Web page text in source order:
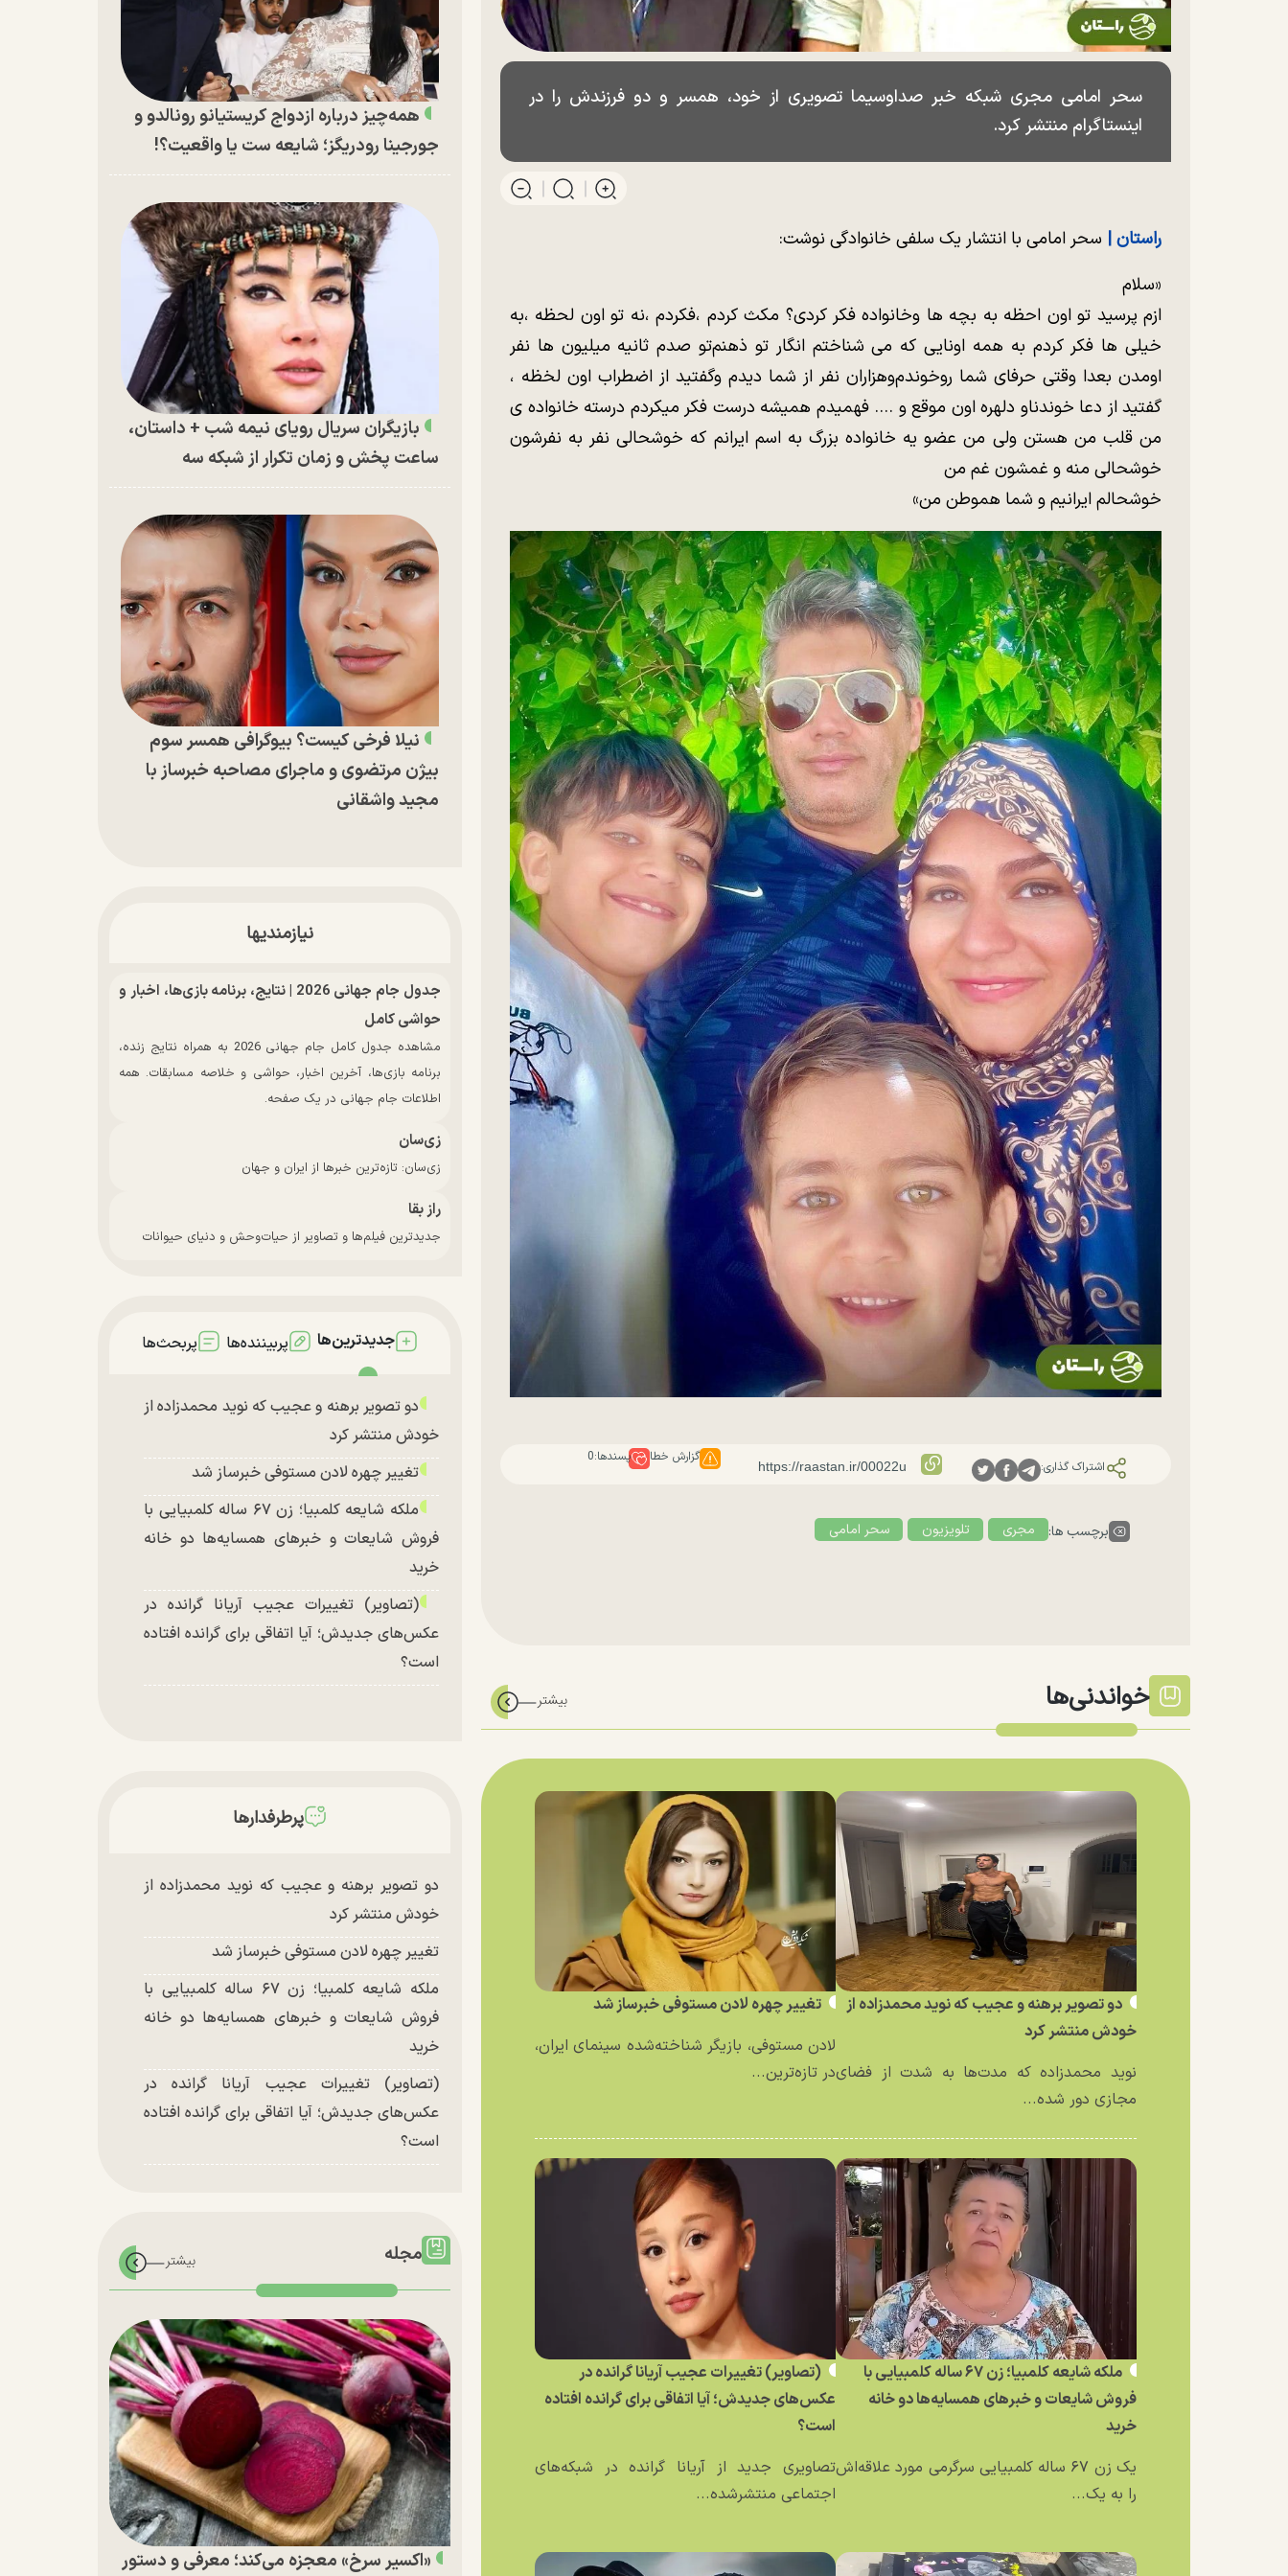
سحر امامی مجری شبکه خبر صداوسیما تصویری از خود، همسر و دو فرزندش را در
اینستاگرام منتشر کرد.
راستان | سحر امامی با انتشار یک سلفی خانوادگی نوشت:
«سلام
ازم پرسید تو اون احظه به بچه ها وخانواده فکر کردی؟ مکث کردم ،فکردم ،نه تو اون لحظه ،به
خیلی ها فکر کردم به همه اونایی که می شناختم انگار تو ذهنم‌تو صدم ثانیه میلیون ها نفر
اومدن بعدا وقتی حرفای شما رو‌خوندم‌وهزاران نفر از شما دیدم و‌گفتید از اضطراب اون لخظه ،
گفتید از دعا خوندناو دلهره اون موقع و …. فهمیدم همیشه درست فکر میکردم درسته خانواده ی
من قلب من هستن ولی من عضو یه خانواده بزرگ به اسم ایرانم که خوشحالی نفر به نفرشون
خوشحالی منه و غمشون غم من
خوشحالم ایرانیم و شما هموطن من»
اشتراک گذاری:
گزارش خطا پسندها:0
برچسب ها: مجری تلویزیون سحر امامی
خواندنی‌ها
دو تصویر برهنه و عجیب که نوید محمدزاده از
خودش منتشر کرد
نوید محمدزاده که مدت‌ها به شدت از فضای
مجازی دور شده...
تغییر چهره لادن مستوفی خبرساز شد
لادن مستوفی، بازیگر شناخته‌شده سینمای ایران،
در تازه‌ترین...
ملکه شایعه کلمبیا؛ زن ۶۷ ساله کلمبیایی با
فروش شایعات و خبر‌های همسایه‌ها دو خانه
خرید
یک زن ۶۷ ساله کلمبیایی سرگرمی مورد علاقه‌اش
را به یک...
(تصاویر) تغییرات عجیب آریانا گرانده در
عکس‌های جدیدش؛ آیا اتفاقی برای گرانده افتاده
است؟
تصاویری جدید از آریانا گرانده در شبکه‌های
اجتماعی منتشرشده...
همه‌چیز درباره ازدواج کریستیانو رونالدو و
جورجینا رودریگز؛ شایعه ست یا واقعیت؟!
بازیگران سریال رویای نیمه شب + داستان،
ساعت پخش و زمان تکرار از شبکه سه
نیلا فرخی کیست؟ بیوگرافی همسر سوم
بیژن مرتضوی و ماجرای مصاحبه خبرساز با
مجید واشقانی
نیازمندیها
جدول جام جهانی 2026 | نتایج، برنامه بازی‌ها، اخبار و
حواشی کامل
مشاهده جدول کامل جام جهانی 2026 به همراه نتایج زنده،
برنامه بازی‌ها، آخرین اخبار، حواشی و خلاصه مسابقات. همه
اطلاعات جام جهانی در یک صفحه.
زی‌سان
زی‌سان: تازه‌ترین خبرها از ایران و جهان
راز بقا
جدیدترین فیلم‌ها و تصاویر از حیات‌وحش و دنیای حیوانات
جدیدترین‌ها پربیننده‌ها پربحث‌ها
دو تصویر برهنه و عجیب که نوید محمدزاده از
خودش منتشر کرد
تغییر چهره لادن مستوفی خبرساز شد
ملکه شایعه کلمبیا؛ زن ۶۷ ساله کلمبیایی با
فروش شایعات و خبر‌های همسایه‌ها دو خانه
خرید
(تصاویر) تغییرات عجیب آریانا گرانده در
عکس‌های جدیدش؛ آیا اتفاقی برای گرانده افتاده
است؟
پرطرفدارها
دو تصویر برهنه و عجیب که نوید محمدزاده از
خودش منتشر کرد
تغییر چهره لادن مستوفی خبرساز شد
ملکه شایعه کلمبیا؛ زن ۶۷ ساله کلمبیایی با
فروش شایعات و خبر‌های همسایه‌ها دو خانه
خرید
(تصاویر) تغییرات عجیب آریانا گرانده در
عکس‌های جدیدش؛ آیا اتفاقی برای گرانده افتاده
است؟
مجله
«اکسیر سرخ» معجزه می‌کند؛ معرفی و دستور